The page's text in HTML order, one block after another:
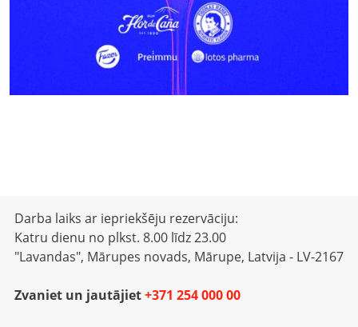
Darba laiks ar iepriekšēju rezervāciju:
Katru dienu no plkst. 8.00 līdz 23.00
"Lavandas", Mārupes novads, Mārupe, Latvija - LV-2167
Zvaniet un jautājiet+371 254 000 00